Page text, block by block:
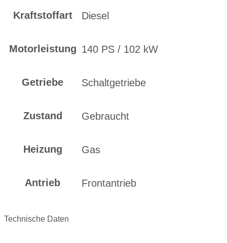
Kraftstoffart Diesel
Motorleistung 140 PS / 102 kW
Getriebe Schaltgetriebe
Zustand Gebraucht
Heizung Gas
Antrieb Frontantrieb
Technische Daten